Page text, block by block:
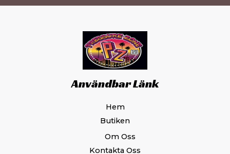
på
på
Användbar Länk
Hem
Butiken
Om Oss
Kontakta Oss